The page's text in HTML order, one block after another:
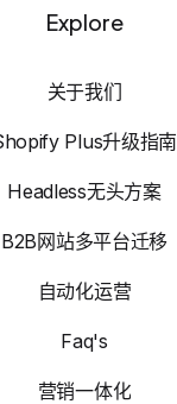
Explore
关于我们
Plus升级指南
Headless无头方案
B2B网站多平台迁移
自动化运营
Faq's
营销一体化